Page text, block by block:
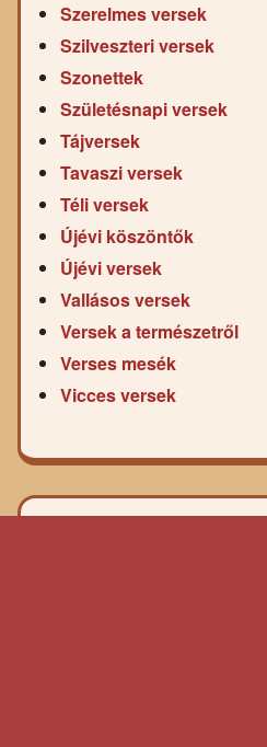
Szerelmes versek
Szilveszteri versek
Szonettek
Születésnapi versek
Tájversek
Tavaszi versek
Téli versek
Újévi köszöntők
Újévi versek
Vallásos versek
Versek a természetről
Verses mesék
Vicces versek